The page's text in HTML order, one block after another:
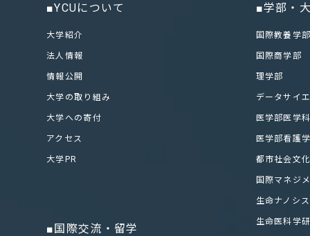
■YCUについて
大学紹介
法人情報
情報公開
大学の取り組み
大学への寄付
アクセス
大学PR
■国際交流・留学
■学部・
国際教養学
国際商学部
理学部
データサイ
医学部医学
医学部看護
都市社会文
国際マネジ
生命ナノシ
生命医科学